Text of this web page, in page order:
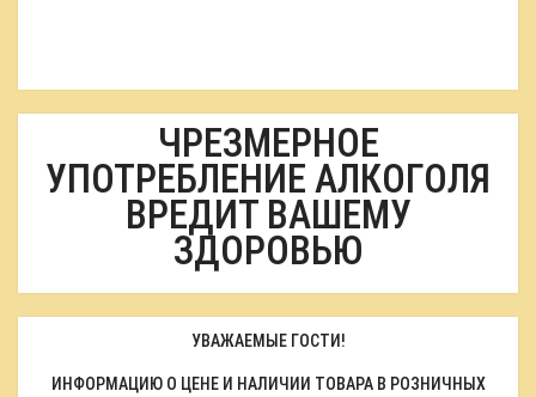
ЧРЕЗМЕРНОЕ
УПОТРЕБЛЕНИЕ АЛКОГОЛЯ
ВРЕДИТ ВАШЕМУ
ЗДОРОВЬЮ
УВАЖАЕМЫЕ ГОСТИ!
ИНФОРМАЦИЮ О ЦЕНЕ И НАЛИЧИИ ТОВАРА В РОЗНИЧНЫХ